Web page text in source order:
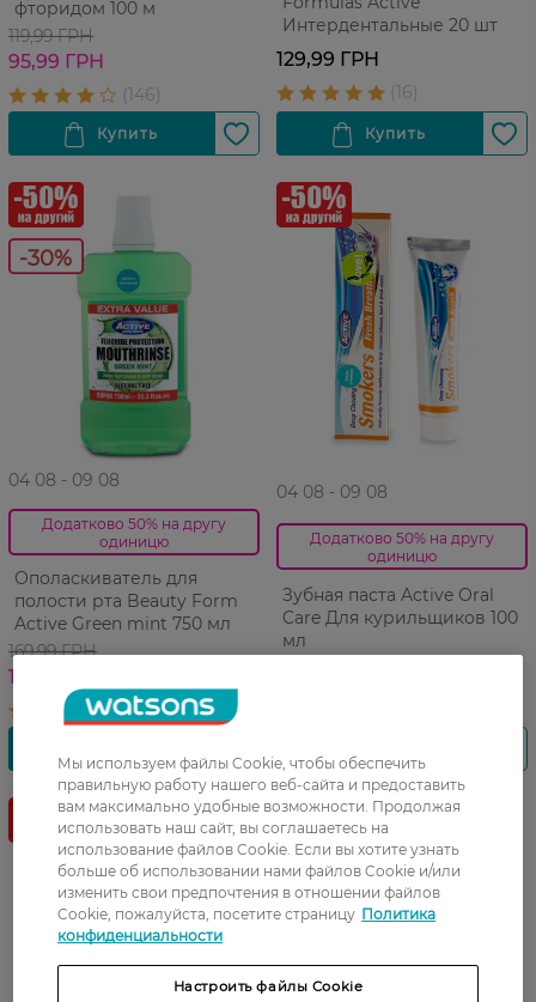
фторидом 100 м
119,99 ГРН
95,99 ГРН
Интердентальные 20 шт
129,99 ГРН
-30%
04 08 - 09 08
Додатково 50% на другу
одиницю
Ополаскиватель для
полости рта Beauty Form
Active Green mint 750 мл
169,99 ГРН
118,99 ГРН
04 08 - 09 08
Додатково 50% на другу
одиницю
Зубная паста Active Oral
Care Для курильщиков 100
мл
Лидер
продаж
Мы используем файлы Cookie, чтобы обеспечить
правильную работу нашего веб-сайта и предоставить
вам максимально удобные возможности. Продолжая
использовать наш сайт, вы соглашаетесь на
использование файлов Cookie. Если вы хотите узнать
больше об использовании нами файлов Cookie и/или
изменить свои предпочтения в отношении файлов
Cookie, пожалуйста, посетите страницу Политика
конфиденциальности
Настроить файлы Cookie